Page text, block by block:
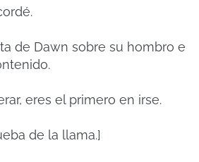
de Dawn sobre su hombro e
eres el primero en irse.
de la llama.]